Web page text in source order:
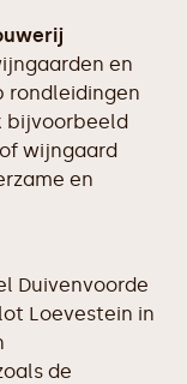
en
rondleidingen
bijvoorbeeld
wijngaard
en
Duivenvoorde
Loevestein in
de